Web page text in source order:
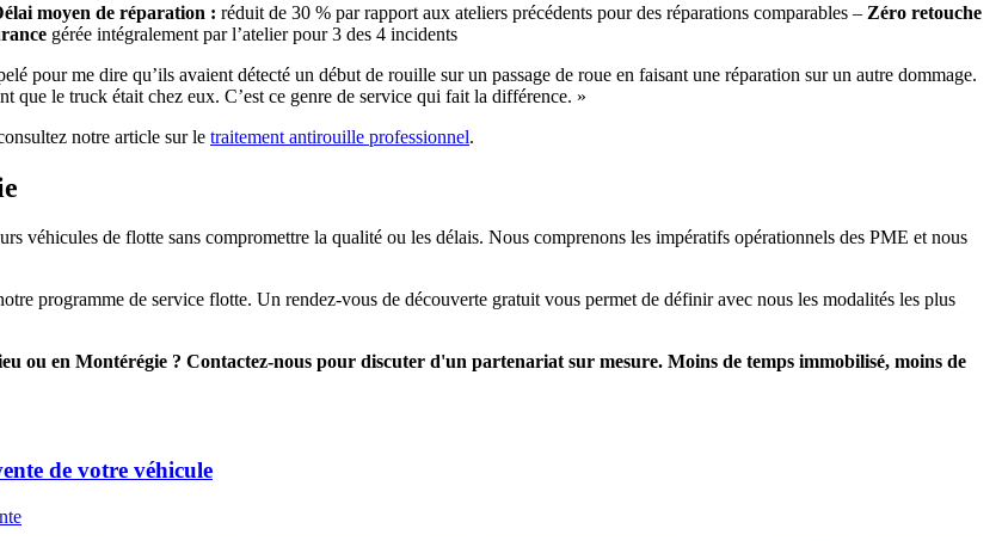
moyen de réparation : réduit de 30 % par rapport aux ateliers précédents pour des réparations comparables – Zéro retouche
gérée intégralement par l’atelier pour 3 des 4 incidents
pour me dire qu’ils avaient détecté un début de rouille sur un passage de roue en faisant une réparation sur un autre dommage.
que le truck était chez eux. C’est ce genre de service qui fait la différence. »
notre article sur le traitement antirouille professionnel.
véhicules de flotte sans compromettre la qualité ou les délais. Nous comprenons les impératifs opérationnels des PME et nous
programme de service flotte. Un rendez-vous de découverte gratuit vous permet de définir avec nous les modalités les plus
ou en Montérégie ? Contactez-nous pour discuter d'un partenariat sur mesure. Moins de temps immobilisé, moins de
de votre véhicule